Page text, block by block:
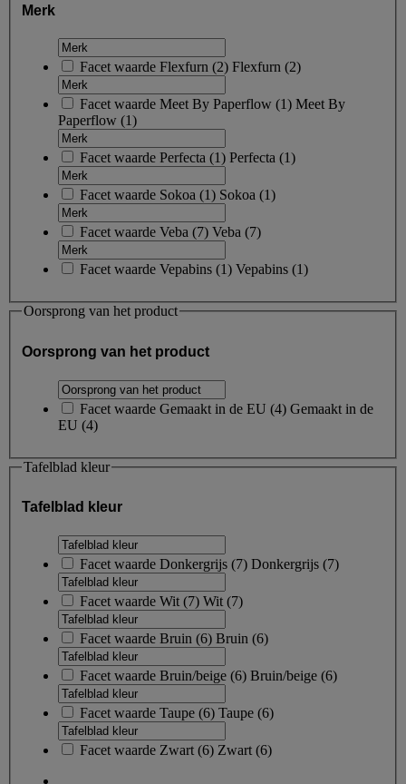
Merk
Facet waarde Flexfurn (2) Flexfurn (2)
Facet waarde Meet By Paperflow (1) Meet By
Paperflow (1)
Facet waarde Perfecta (1) Perfecta (1)
Facet waarde Sokoa (1) Sokoa (1)
Facet waarde Veba (7) Veba (7)
Facet waarde Vepabins (1) Vepabins (1)
Oorsprong van het product
Oorsprong van het product
Facet waarde Gemaakt in de EU (4) Gemaakt in de
EU (4)
Tafelblad kleur
Tafelblad kleur
Facet waarde Donkergrijs (7) Donkergrijs (7)
Facet waarde Wit (7) Wit (7)
Facet waarde Bruin (6) Bruin (6)
Facet waarde Bruin/beige (6) Bruin/beige (6)
Facet waarde Taupe (6) Taupe (6)
Facet waarde Zwart (6) Zwart (6)